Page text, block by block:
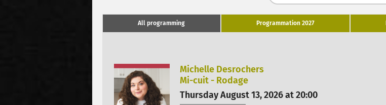
All programming Programmation 2027
Michelle Desrochers
Mi-cuit - Rodage
Thursday August 13, 2026 at 20:00